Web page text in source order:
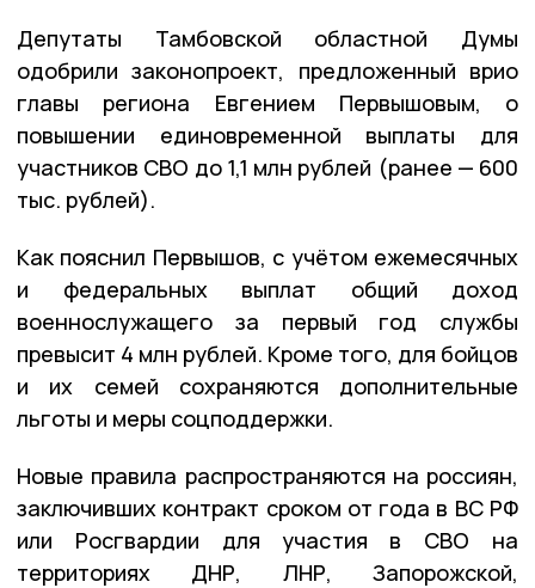
Депутаты Тамбовской областной Думы
одобрили законопроект, предложенный врио
главы региона Евгением Первышовым, о
повышении единовременной выплаты для
участников СВО до 1,1 млн рублей (ранее — 600
тыс. рублей).
Как пояснил Первышов, с учётом ежемесячных
и федеральных выплат общий доход
военнослужащего за первый год службы
превысит 4 млн рублей. Кроме того, для бойцов
и их семей сохраняются дополнительные
льготы и меры соцподдержки.
Новые правила распространяются на россиян,
заключивших контракт сроком от года в ВС РФ
или Росгвардии для участия в СВО на
территориях ДНР, ЛНР, Запорожской,